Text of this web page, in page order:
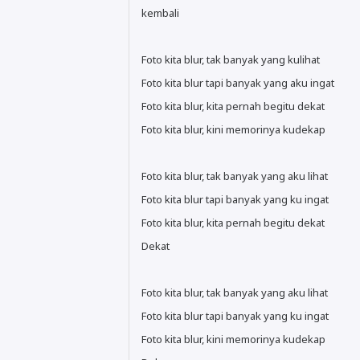
kembali
Foto kita blur, tak banyak yang kulihat
Foto kita blur tapi banyak yang aku ingat
Foto kita blur, kita pernah begitu dekat
Foto kita blur, kini memorinya kudekap
Foto kita blur, tak banyak yang aku lihat
Foto kita blur tapi banyak yang ku ingat
Foto kita blur, kita pernah begitu dekat
Dekat
Foto kita blur, tak banyak yang aku lihat
Foto kita blur tapi banyak yang ku ingat
Foto kita blur, kini memorinya kudekap